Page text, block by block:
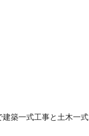
築一式工事と土木一式